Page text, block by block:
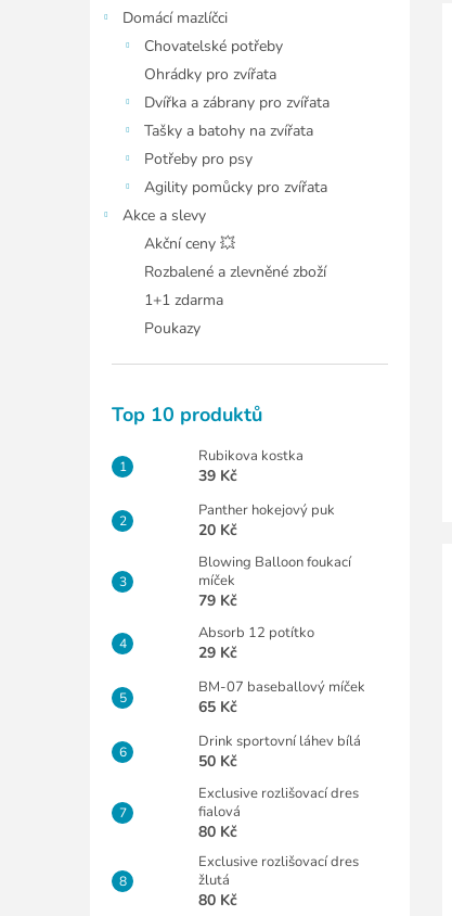
Domácí mazlíčci
Chovatelské potřeby
Ohrádky pro zvířata
Dvířka a zábrany pro zvířata
Tašky a batohy na zvířata
Potřeby pro psy
Agility pomůcky pro zvířata
Akce a slevy
Akční ceny 💥
Rozbalené a zlevněné zboží
1+1 zdarma
Poukazy
Top 10 produktů
Rubikova kostka
39 Kč
Panther hokejový puk
20 Kč
Blowing Balloon foukací
míček
79 Kč
Absorb 12 potítko
29 Kč
BM-07 baseballový míček
65 Kč
Drink sportovní láhev bílá
50 Kč
Exclusive rozlišovací dres
fialová
80 Kč
Exclusive rozlišovací dres
žlutá
80 Kč